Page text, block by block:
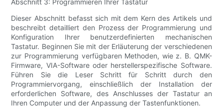
Abschnitt 3: Programmieren Ihrer Tastatur
Dieser Abschnitt befasst sich mit dem Kern des Artikels und
beschreibt detailliert den Prozess der Programmierung und
Konfiguration Ihrer benutzerdefinierten mechanischen
Tastatur. Beginnen Sie mit der Erläuterung der verschiedenen
zur Programmierung verfügbaren Methoden, wie z. B. QMK-
Firmware, VIA-Software oder herstellerspezifische Software.
Führen Sie die Leser Schritt für Schritt durch den
Programmiervorgang, einschließlich der Installation der
erforderlichen Software, des Anschlusses der Tastatur an
Ihren Computer und der Anpassung der Tastenfunktionen.